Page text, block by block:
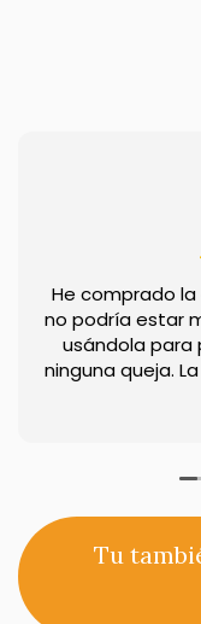
He comprado
no podría estar
usándola para
ninguna queja.
la sensación
resbalan, y no
Tu